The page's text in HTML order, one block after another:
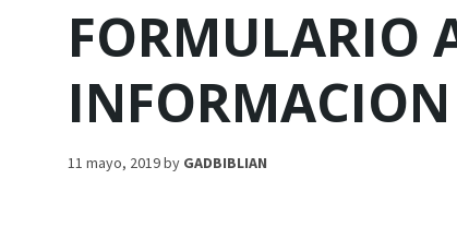
FORMULARIO
INFORMACION
11 mayo, 2019by GADBIBLIAN